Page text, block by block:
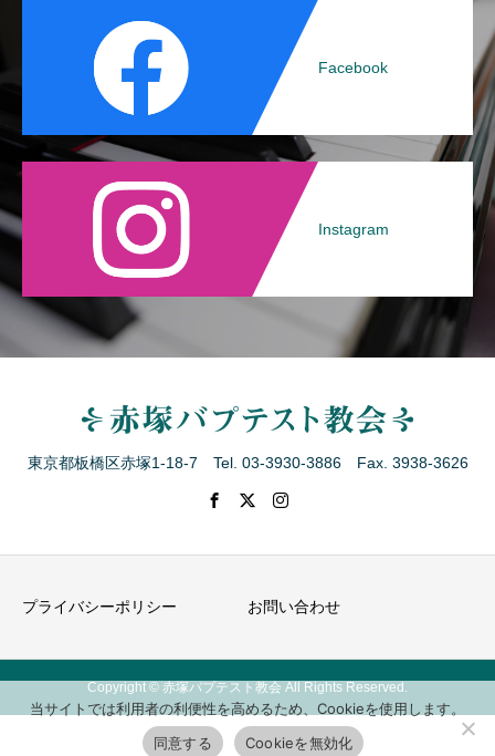
Facebook
Instagram
東京都板橋区赤塚1-18-7 Tel. 03-3930-3886 Fax. 3938-3626
プライバシーポリシー お問い合わせ
Copyright © 赤塚バプテスト教会 All Rights Reserved.
当サイトでは利用者の利便性を高めるため、Cookieを使用します。
同意する
Cookieを無効化